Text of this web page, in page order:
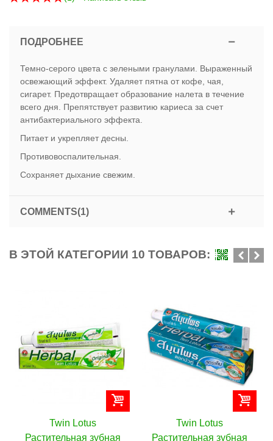
ПОДРОБНЕЕ
Темно-серого цвета с зелеными гранулами. Выраженный
освежающий эффект. Удаляет пятна от кофе, чая,
сигарет. Предотвращает образование налета в течение
всего дня. Препятствует развитию кариеса за счет
антибактериального эффекта.
Питает и укрепляет десны.
Противовоспалительная.
Сохраняет дыхание свежим.
COMMENTS(1)
В ЭТОЙ КАТЕГОРИИ 10 ТОВАРОВ:
Twin Lotus
Растительная зубная
Twin Lotus
Растительная зубная